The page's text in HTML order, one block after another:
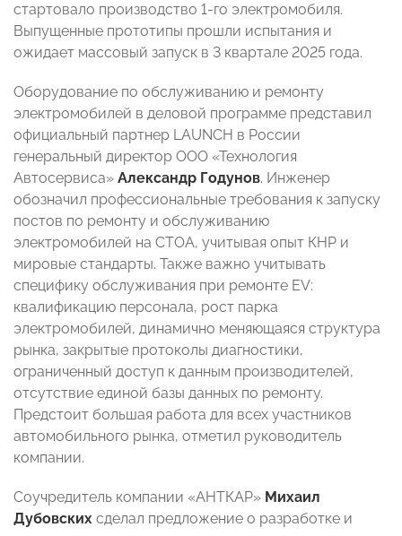
стартовало производство 1-го электромобиля.
Выпущенные прототипы прошли испытания и
ожидает массовый запуск в 3 квартале 2025 года.
Оборудование по обслуживанию и ремонту
электромобилей в деловой программе представил
официальный партнер LAUNCH в России
генеральный директор ООО «Технология
Автосервиса» Александр Годунов. Инженер
обозначил профессиональные требования к запуску
постов по ремонту и обслуживанию
электромобилей на СТОА, учитывая опыт КНР и
мировые стандарты. Также важно учитывать
специфику обслуживания при ремонте EV:
квалификацию персонала, рост парка
электромобилей, динамично меняющаяся структура
рынка, закрытые протоколы диагностики,
ограниченный доступ к данным производителей,
отсутствие единой базы данных по ремонту.
Предстоит большая работа для всех участников
автомобильного рынка, отметил руководитель
компании.
Соучредитель компании «АНТКАР» Михаил
Дубовских сделал предложение о разработке и